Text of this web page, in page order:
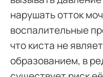
нарушать отток
воспалительные
что киста не
образованием, в